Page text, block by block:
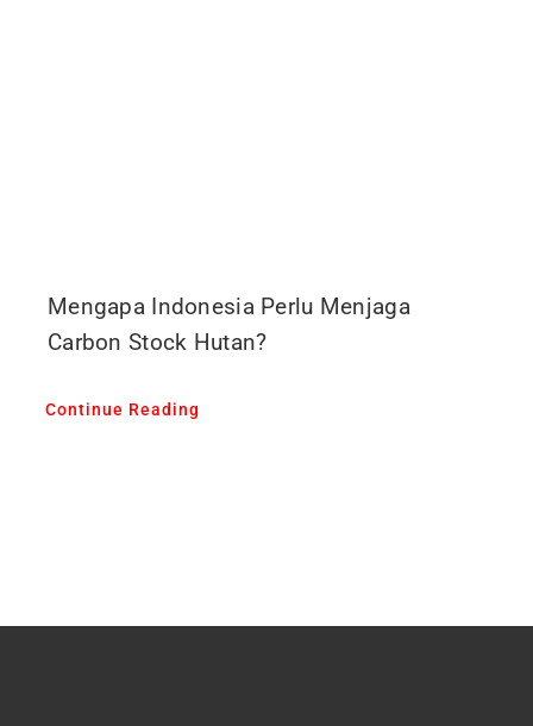
Mengapa Indonesia Perlu Menjaga
Carbon Stock Hutan?
Continue Reading